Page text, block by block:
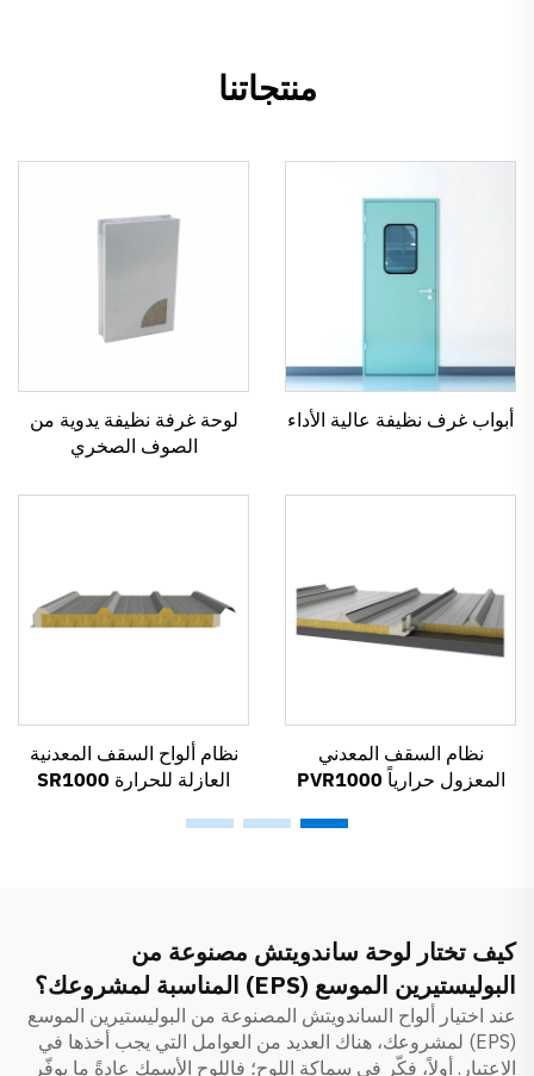
منتجاتنا
أبواب غرف نظيفة عالية الأداء
لوحة غرفة نظيفة يدوية من
الصوف الصخري
نظام السقف المعدني
المعزول حرارياً PVR1000
نظام ألواح السقف المعدنية
العازلة للحرارة SR1000
كيف تختار لوحة ساندويتش مصنوعة من
البوليستيرين الموسع (EPS) المناسبة لمشروعك؟
عند اختيار ألواح الساندويتش المصنوعة من البوليستيرين الموسع
(EPS) لمشروعك، هناك العديد من العوامل التي يجب أخذها في
الاعتبار. أولاً، فكّر في سماكة اللوح؛ فاللوح الأسمك عادةً ما يوفّر